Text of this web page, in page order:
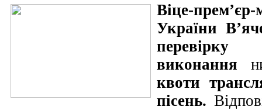
Віце-прем’єр-
України
виконання
квоти
пісень.